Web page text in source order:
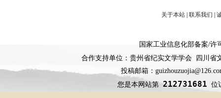
关于本站| 联系我们 |
国家工业信息化部备案/许
合作支持单位：贵州省纪实文学学会 四川
投稿邮箱：
您是本网站第212731681